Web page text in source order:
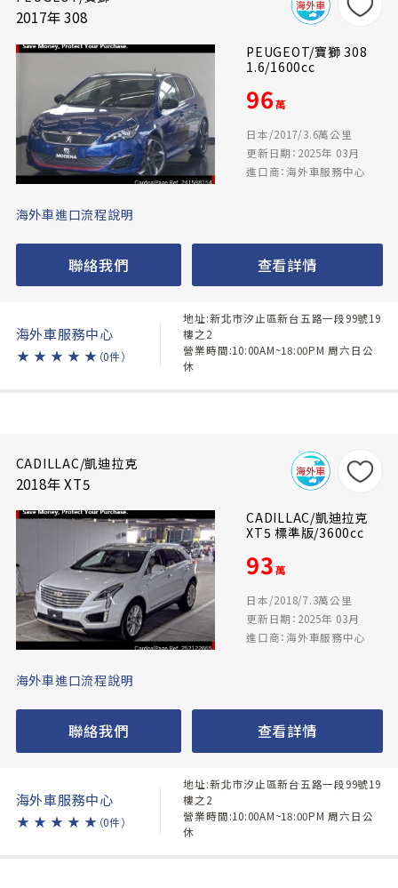
2017年 308
PEUGEOT/寶獅 308
1.6/1600cc
96萬
日本/2017/3.6萬公里
更新日期：2025年 03月
進口商：海外車服務中心
海外車進口流程說明
聯絡我們 查看詳情
海外車服務中心
★ ★ ★ ★ ★ （0件）
地址:新北市汐止區新台五路一段99號19
樓之2
營業時間:10:00AM~18:00PM 周六日公
休
CADILLAC/凱迪拉克
2018年 XT5
CADILLAC/凱迪拉克
XT5 標準版/3600cc
93萬
日本/2018/7.3萬公里
更新日期：2025年 03月
進口商：海外車服務中心
海外車進口流程說明
聯絡我們 查看詳情
海外車服務中心
★ ★ ★ ★ ★ （0件）
地址:新北市汐止區新台五路一段99號19
樓之2
營業時間:10:00AM~18:00PM 周六日公
休